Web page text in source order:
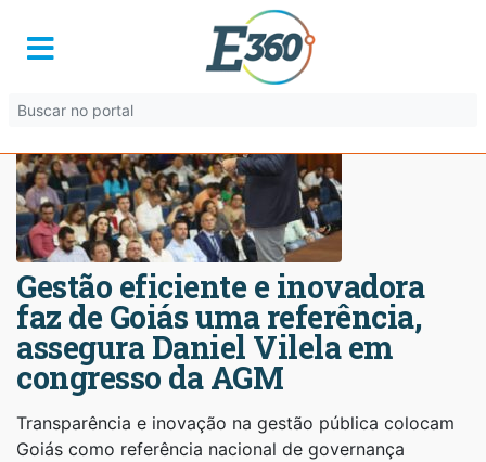
Gestão eficiente e inovadora
faz de Goiás uma referência,
assegura Daniel Vilela em
congresso da AGM
Transparência e inovação na gestão pública colocam
Goiás como referência nacional de governança